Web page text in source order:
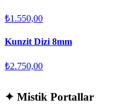
₺1.550,00
Kunzit Dizi 8mm
₺2.750,00
✦ Mistik Portallar